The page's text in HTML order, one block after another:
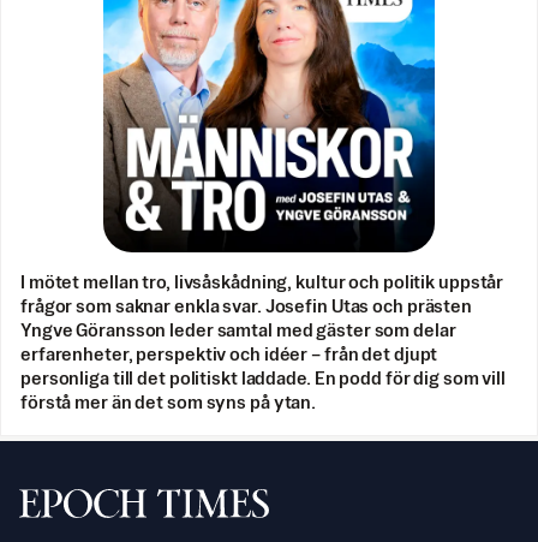
I mötet mellan tro, livsåskådning, kultur och politik uppstår
frågor som saknar enkla svar. Josefin Utas och prästen
Yngve Göransson leder samtal med gäster som delar
erfarenheter, perspektiv och idéer – från det djupt
personliga till det politiskt laddade. En podd för dig som vill
förstå mer än det som syns på ytan.
Svenska Epoch Times